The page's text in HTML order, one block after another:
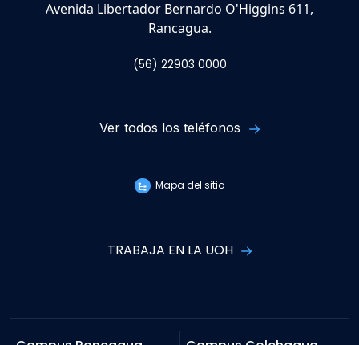
Avenida Libertador Bernardo O'Higgins 611,
Rancagua.
(56) 22903 0000
Ver todos los teléfonos
Mapa del sitio
TRABAJA EN LA UOH